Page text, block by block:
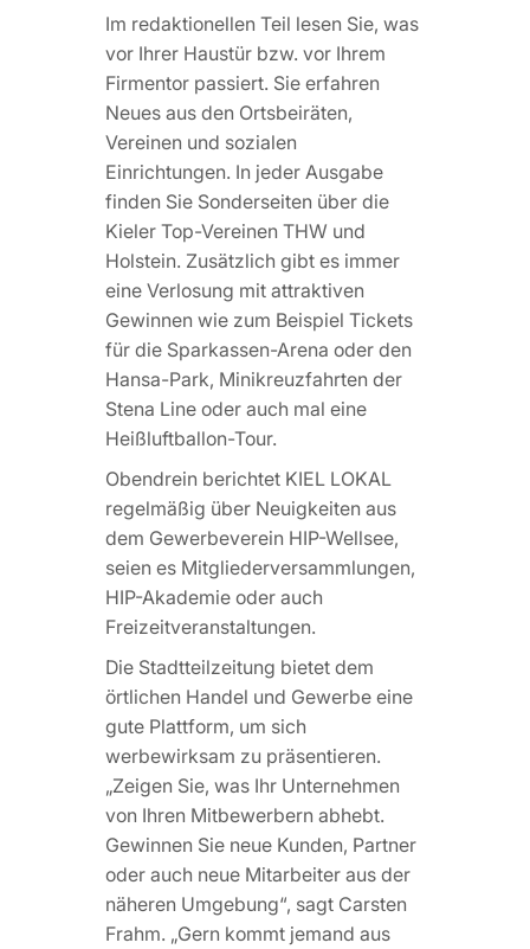
Im redaktionellen Teil lesen Sie, was
vor Ihrer Haustür bzw. vor Ihrem
Firmentor passiert. Sie erfahren
Neues aus den Ortsbeiräten,
Vereinen und sozialen
Einrichtungen. In jeder Ausgabe
finden Sie Sonderseiten über die
Kieler Top-Vereinen THW und
Holstein. Zusätzlich gibt es immer
eine Verlosung mit attraktiven
Gewinnen wie zum Beispiel Tickets
für die Sparkassen-Arena oder den
Hansa-Park, Minikreuzfahrten der
Stena Line oder auch mal eine
Heißluftballon-Tour.
Obendrein berichtet KIEL LOKAL
regelmäßig über Neuigkeiten aus
dem Gewerbeverein HIP-Wellsee,
seien es Mitgliederversammlungen,
HIP-Akademie oder auch
Freizeitveranstaltungen.
Die Stadtteilzeitung bietet dem
örtlichen Handel und Gewerbe eine
gute Plattform, um sich
werbewirksam zu präsentieren.
„Zeigen Sie, was Ihr Unternehmen
von Ihren Mitbewerbern abhebt.
Gewinnen Sie neue Kunden, Partner
oder auch neue Mitarbeiter aus der
näheren Umgebung“, sagt Carsten
Frahm. „Gern kommt jemand aus